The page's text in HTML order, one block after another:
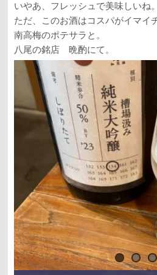
いやあ、フレッシュで美味しいね。
ただ、このお酒はコスパがイマイ
南高梅のポテサラと。
八尾の銘店 晩酌にて。